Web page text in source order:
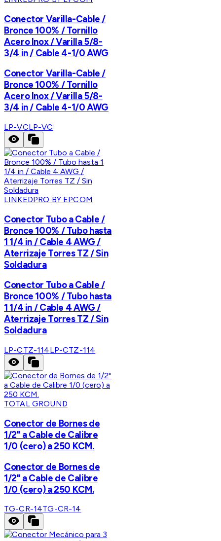
Conector Varilla-Cable /
Bronce 100% / Tornillo
Acero Inox / Varilla 5/8-
3/4 in / Cable 4-1/0 AWG
Conector Varilla-Cable /
Bronce 100% / Tornillo
Acero Inox / Varilla 5/8-
3/4 in / Cable 4-1/0 AWG
LP-VCLP-VC
LINKEDPRO BY EPCOM
Conector Tubo a Cable /
Bronce 100% / Tubo hasta
1 1/4 in / Cable 4 AWG /
Aterrizaje Torres TZ / Sin
Soldadura
Conector Tubo a Cable /
Bronce 100% / Tubo hasta
1 1/4 in / Cable 4 AWG /
Aterrizaje Torres TZ / Sin
Soldadura
LP-CTZ-114LP-CTZ-114
TOTAL GROUND
Conector de Bornes de
1/2" a Cable de Calibre
1/0 (cero) a 250 KCM.
Conector de Bornes de
1/2" a Cable de Calibre
1/0 (cero) a 250 KCM.
TG-CR-14TG-CR-14